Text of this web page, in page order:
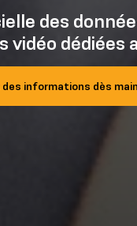
des
vidéo dédiées
des informations dès